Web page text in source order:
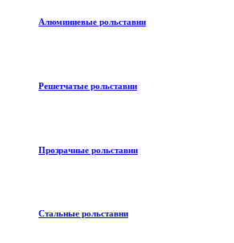
Алюминиевые рольставни
Решетчатые рольставни
Прозрачные рольставни
Стальные рольставни